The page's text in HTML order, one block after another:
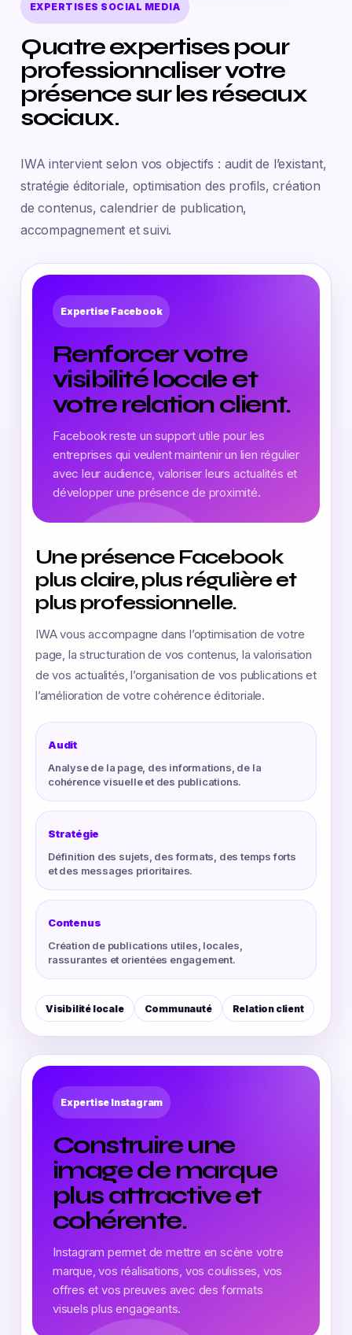
EXPERTISES SOCIAL MEDIA
Quatre expertises pour
professionnaliser votre
présence sur les réseaux
sociaux.
IWA intervient selon vos objectifs : audit de l’existant,
stratégie éditoriale, optimisation des profils, création
de contenus, calendrier de publication,
accompagnement et suivi.
Expertise Facebook
Renforcer votre
visibilité locale et
votre relation client.
Facebook reste un support utile pour les
entreprises qui veulent maintenir un lien régulier
avec leur audience, valoriser leurs actualités et
développer une présence de proximité.
Une présence Facebook
plus claire, plus régulière et
plus professionnelle.
IWA vous accompagne dans l’optimisation de votre
page, la structuration de vos contenus, la valorisation
de vos actualités, l’organisation de vos publications et
l’amélioration de votre cohérence éditoriale.
Audit
Analyse de la page, des informations, de la
cohérence visuelle et des publications.
Stratégie
Définition des sujets, des formats, des temps forts
et des messages prioritaires.
Contenus
Création de publications utiles, locales,
rassurantes et orientées engagement.
Visibilité locale Communauté Relation client
Expertise Instagram
Construire une
image de marque
plus attractive et
cohérente.
Instagram permet de mettre en scène votre
marque, vos réalisations, vos coulisses, vos
offres et vos preuves avec des formats
visuels plus engageants.